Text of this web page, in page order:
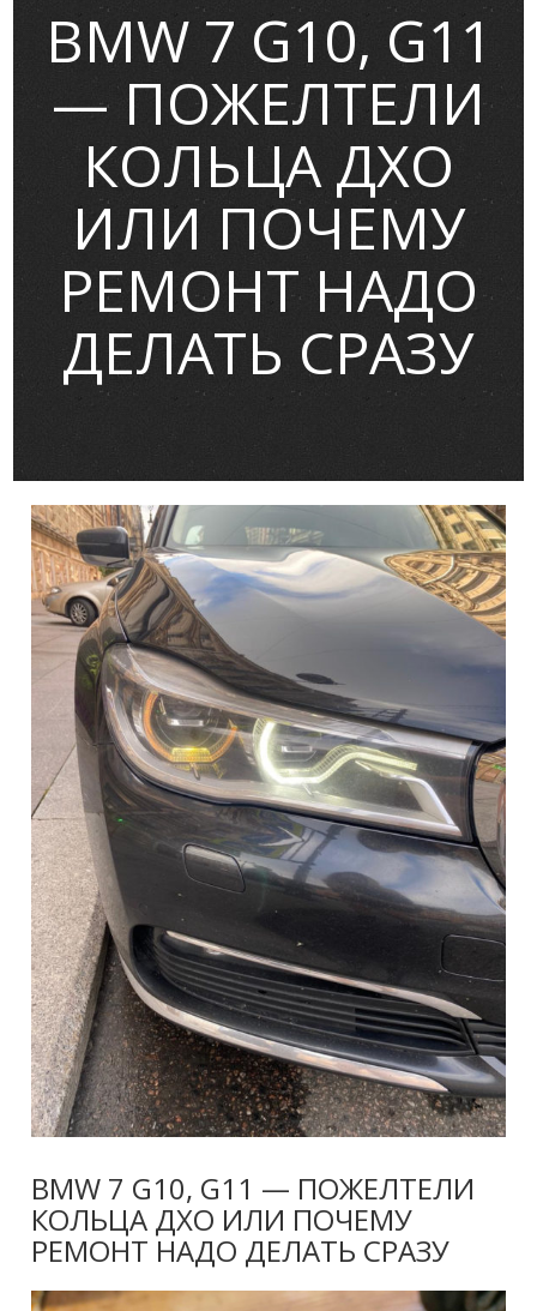
BMW 7 G10, G11
— ПОЖЕЛТЕЛИ
КОЛЬЦА ДХО
ИЛИ ПОЧЕМУ
РЕМОНТ НАДО
ДЕЛАТЬ СРАЗУ
BMW 7 G10, G11 — ПОЖЕЛТЕЛИ
КОЛЬЦА ДХО ИЛИ ПОЧЕМУ
РЕМОНТ НАДО ДЕЛАТЬ СРАЗУ